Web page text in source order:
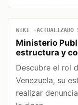
WIKI
Ministerio
estructura y
Descubre el rol
Venezuela, su
realizar